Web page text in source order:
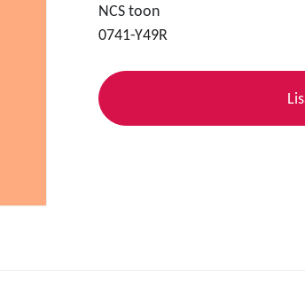
NCS toon
0741-Y49R